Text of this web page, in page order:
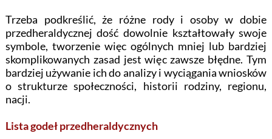
Trzeba podkreślić, że różne rody i osoby w dobie
przedheraldycznej dość dowolnie kształtowały swoje
symbole, tworzenie więc ogólnych mniej lub bardziej
skomplikowanych zasad jest więc zawsze błędne. Tym
bardziej używanie ich do analizy i wyciągania wniosków
o strukturze społeczności, historii rodziny, regionu,
nacji.
Lista godeł przedheraldycznych